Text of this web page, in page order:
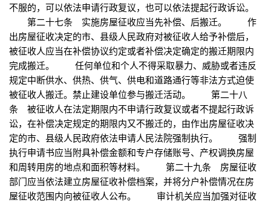
不服的，可以依法申请行政复议，也可以依法提起行政诉讼。
第二十七条 实施房屋征收应当先补偿、后搬迁。 作
出房屋征收决定的市、县级人民政府对被征收人给予补偿后，
被征收人应当在补偿协议约定或者补偿决定确定的搬迁期限内
完成搬迁。 任何单位和个人不得采取暴力、威胁或者违反
规定中断供水、供热、供气、供电和道路通行等非法方式迫使
被征收人搬迁。禁止建设单位参与搬迁活动。 第二十八
条 被征收人在法定期限内不申请行政复议或者不提起行政诉
讼，在补偿决定规定的期限内又不搬迁的，由作出房屋征收决
定的市、县级人民政府依法申请人民法院强制执行。 强制
执行申请书应当附具补偿金额和专户存储账号、产权调换房屋
和周转用房的地点和面积等材料。 第二十九条 房屋征收
部门应当依法建立房屋征收补偿档案，并将分户补偿情况在房
屋征收范围内向被征收人公布。 审计机关应当加强对征收